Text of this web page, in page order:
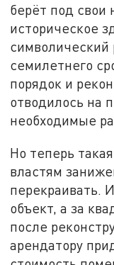
берёт под свои
историческое
символический
семилетнего
порядок и
отводилось на
необходимые
Но теперь
властям
перекраивать.
объект, а за
после
арендатору